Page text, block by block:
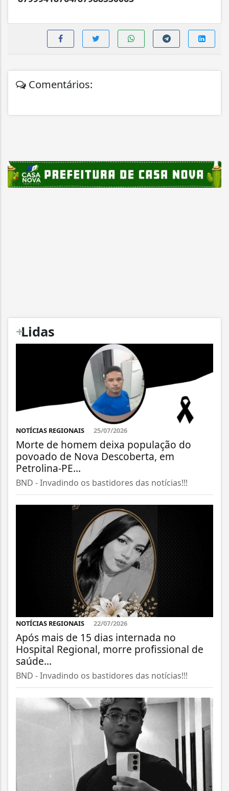
Comentários:
+
Lidas
NOTÍCIAS REGIONAIS 25/07/2026
Morte de homem deixa população do
povoado de Nova Descoberta, em
Petrolina-PE...
BND - Invadindo os bastidores das notícias!!!
NOTÍCIAS REGIONAIS 22/07/2026
Após mais de 15 dias internada no
Hospital Regional, morre profissional de
saúde...
BND - Invadindo os bastidores das notícias!!!